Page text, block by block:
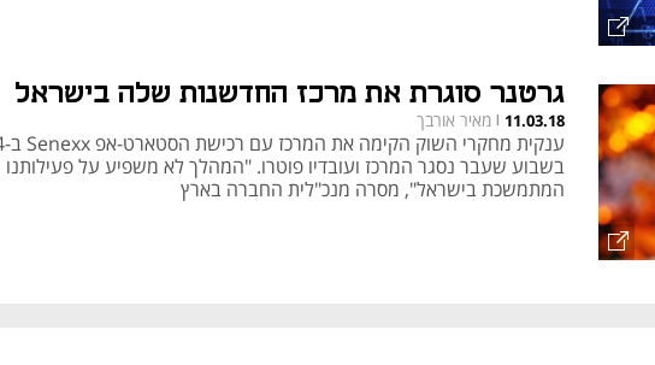
גרטנר סוגרת את מרכז החדשנות שלה בישראל
11.03.18
| מאיר אורבך
בשבוע שעבר נסגר המרכז ועובדיו פוטרו. "המהלך לא משפיע על פעילותנו
המתמשכת בישראל", מסרה מנכ"לית החברה בארץ